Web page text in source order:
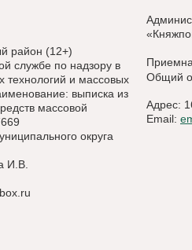
район (12+)
службе по надзору в
и массовых
выписка из
массовой
округа
И.В.
Общий
Адрес:
Email: